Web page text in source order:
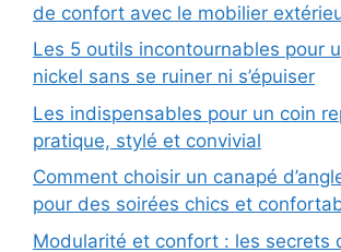
de confort avec le mobilier
Les 5 outils incontournables pour
nickel sans se ruiner ni s’épuiser
Les indispensables pour un coin
pratique, stylé et convivial
Comment choisir un canapé
pour des soirées chics et
Modularité et confort : les secrets